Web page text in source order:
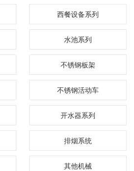
西餐设备系列
水池系列
不锈钢板架
不锈钢活动车
开水器系列
排烟系统
其他机械